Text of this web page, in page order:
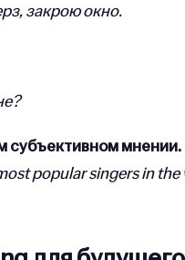
закрою окно.
субъективном мнении.
popular singers in